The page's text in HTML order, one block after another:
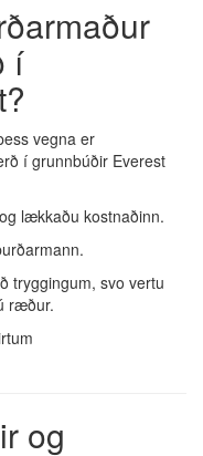
í
vegna er
í grunnbúðir Everest
lækkaðu kostnaðinn.
tryggingum, svo vertu
ræður.
og